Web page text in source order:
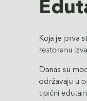
Koja je prva
restoranu
Danas su
održavaju u
tipični